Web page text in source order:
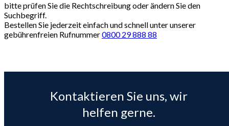
bitte prüfen Sie die Rechtschreibung oder ändern Sie den
Suchbegriff.
Bestellen Sie jederzeit einfach und schnell unter unserer
gebührenfreien Rufnummer0800 29 888 88
Kontaktieren Sie uns, wir
helfen gerne.